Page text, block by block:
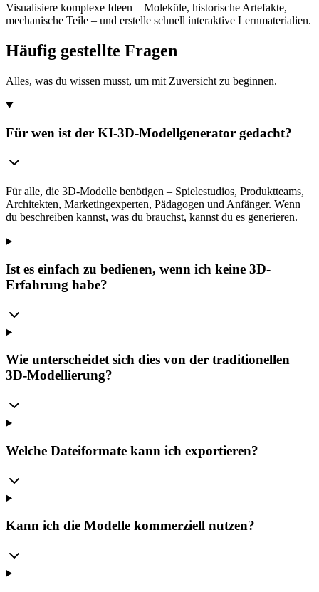
Visualisiere komplexe Ideen – Moleküle, historische Artefakte,
mechanische Teile – und erstelle schnell interaktive Lernmaterialien.
Häufig gestellte Fragen
Alles, was du wissen musst, um mit Zuversicht zu beginnen.
Für wen ist der KI-3D-Modellgenerator gedacht?
Für alle, die 3D-Modelle benötigen – Spielestudios, Produktteams,
Architekten, Marketingexperten, Pädagogen und Anfänger. Wenn
du beschreiben kannst, was du brauchst, kannst du es generieren.
Ist es einfach zu bedienen, wenn ich keine 3D-
Erfahrung habe?
Wie unterscheidet sich dies von der traditionellen
3D-Modellierung?
Welche Dateiformate kann ich exportieren?
Kann ich die Modelle kommerziell nutzen?